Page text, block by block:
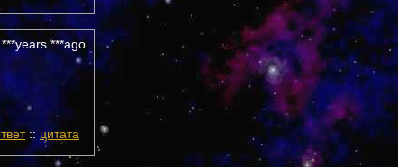
***ago
::цитата